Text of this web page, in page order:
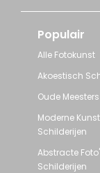
Populair
Alle Fotokunst
Akoestisch
Oude Meesters
Moderne Kunst
Schilderijen
Abstracte
Schilderijen